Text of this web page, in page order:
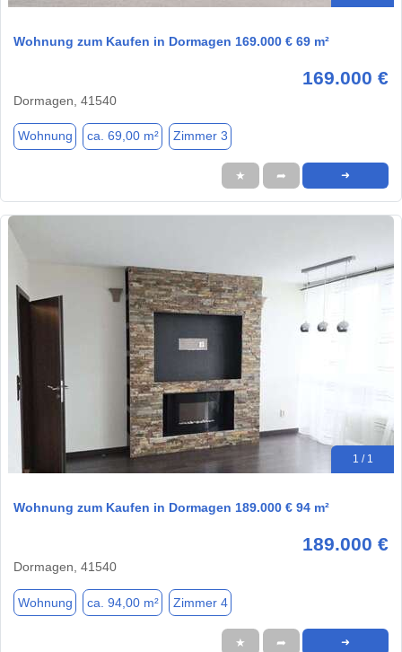
Wohnung zum Kaufen in Dormagen 169.000 € 69 m²
169.000 €
Dormagen, 41540
Wohnung ca. 69,00 m² Zimmer 3
★ ➦ ➜
1 / 1
Wohnung zum Kaufen in Dormagen 189.000 € 94 m²
189.000 €
Dormagen, 41540
Wohnung ca. 94,00 m² Zimmer 4
★ ➦ ➜